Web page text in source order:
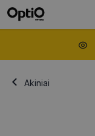
Akiniai